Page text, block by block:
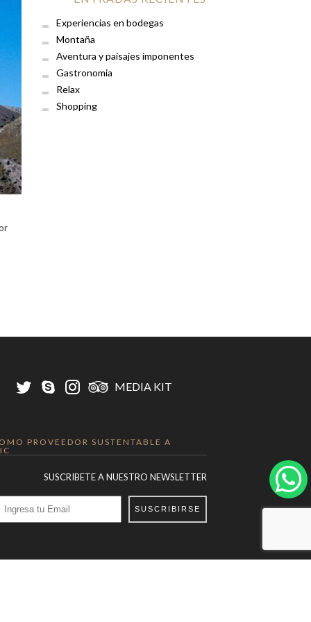
Experiencias en bodegas
Montaña
Aventura y paisajes imponentes
Gastronomia
Relax
Shopping
MEDIA KIT
PROVEEDOR SUSTENTABLE A
SUSCRÍBETE A NUESTRO NEWSLETTER
SUSCRIBIRSE